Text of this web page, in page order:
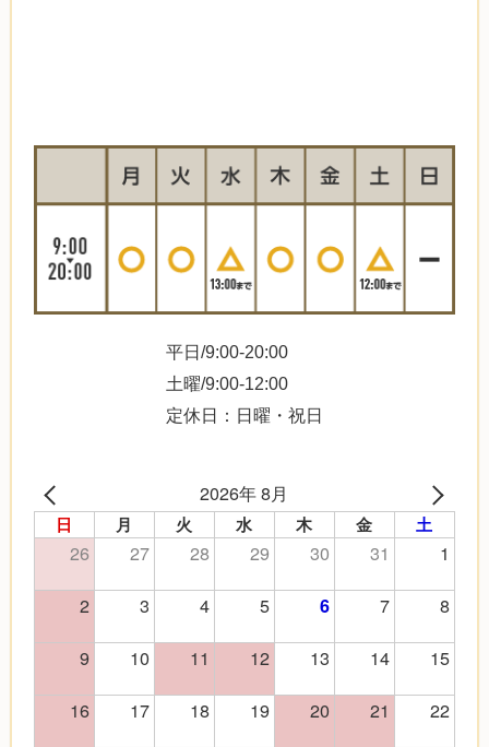
平日/9:00-20:00
土曜/9:00-12:00
定休日：日曜・祝日
2026年 8月
日 月 火 水 木 金 土
26 27 28 29 30 31
1
2
3 4 5 6 7
8
9
10 11 12 13 14
15
16
17 18 19 20 21
22